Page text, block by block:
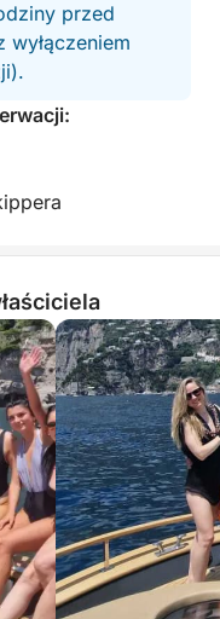
lekkich
biorąc,
przed